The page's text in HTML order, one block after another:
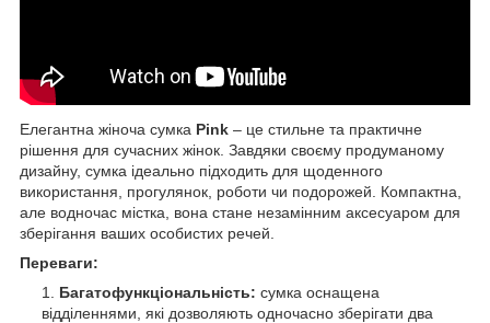
Елегантна жіноча сумка Pink – це стильне та практичне
рішення для сучасних жінок. Завдяки своєму продуманому
дизайну, сумка ідеально підходить для щоденного
використання, прогулянок, роботи чи подорожей. Компактна,
але водночас містка, вона стане незамінним аксесуаром для
зберігання ваших особистих речей.
Переваги:
Багатофункціональність: сумка оснащена
відділеннями, які дозволяють одночасно зберігати два